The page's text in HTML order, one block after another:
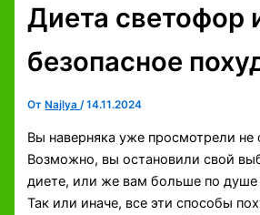
Диета светофор
безопасное
От Najlya/14.11.2024
Вы наверняка уже просмотрели не
Возможно, вы остановили свой
диете, или же вам больше по душе
Так или иначе, все эти способы